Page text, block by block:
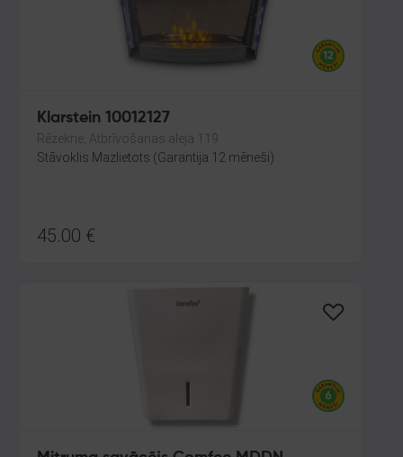
Klarstein 10012127
Rēzekne, Atbrīvošanas aleja 119
Stāvoklis Mazlietots (Garantija 12 mēneši)
45.00 €